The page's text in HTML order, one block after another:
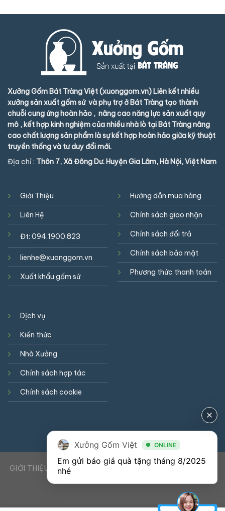
Xưởng Gốm Bát Tràng Việt (xuonggom.vn) Liên kết nhiều
xưởng sản xuất gốm sứ và phụ trợ ở Bát Tràng tạo thành
chuỗi cung ứng hoàn hảo , nâng cao năng lực sản xuất quy
mô , kết hợp kinh nghiệm của nhiều nhà lò tại Bát Tràng nâng
cao chất lượng sản phẩm là sự kết hợp hoàn hảo giữa kỹ thuật
truyền thống và tư duy đổi mới.
Địa chỉ : Thôn 7, Xã Đông Dư. Huyện Gia Lâm, Hà Nội, Việt Nam
Giới Thiệu
Liên Hệ
Đt: 094.1900.823
lienhe@xuonggom.vn
Xuất khẩu gốm sứ
Hướng dẫn mua hàng
Chính sách giao nhận
Chính sách đổi trả
Chính sách bảo mật
Phương thức thanh toán
Dịch vụ
Kiến thức
Nhà Xưởng
Chính sách hợp tác
Chính sách cookie
GIỚI THIỆU DỊCH VỤ KIẾN THỨC LIÊN HỆ 0941900823
Xưởng Gốm Việt ONLINE
Em gửi báo giá quà tặng tháng 8/2025
nhé